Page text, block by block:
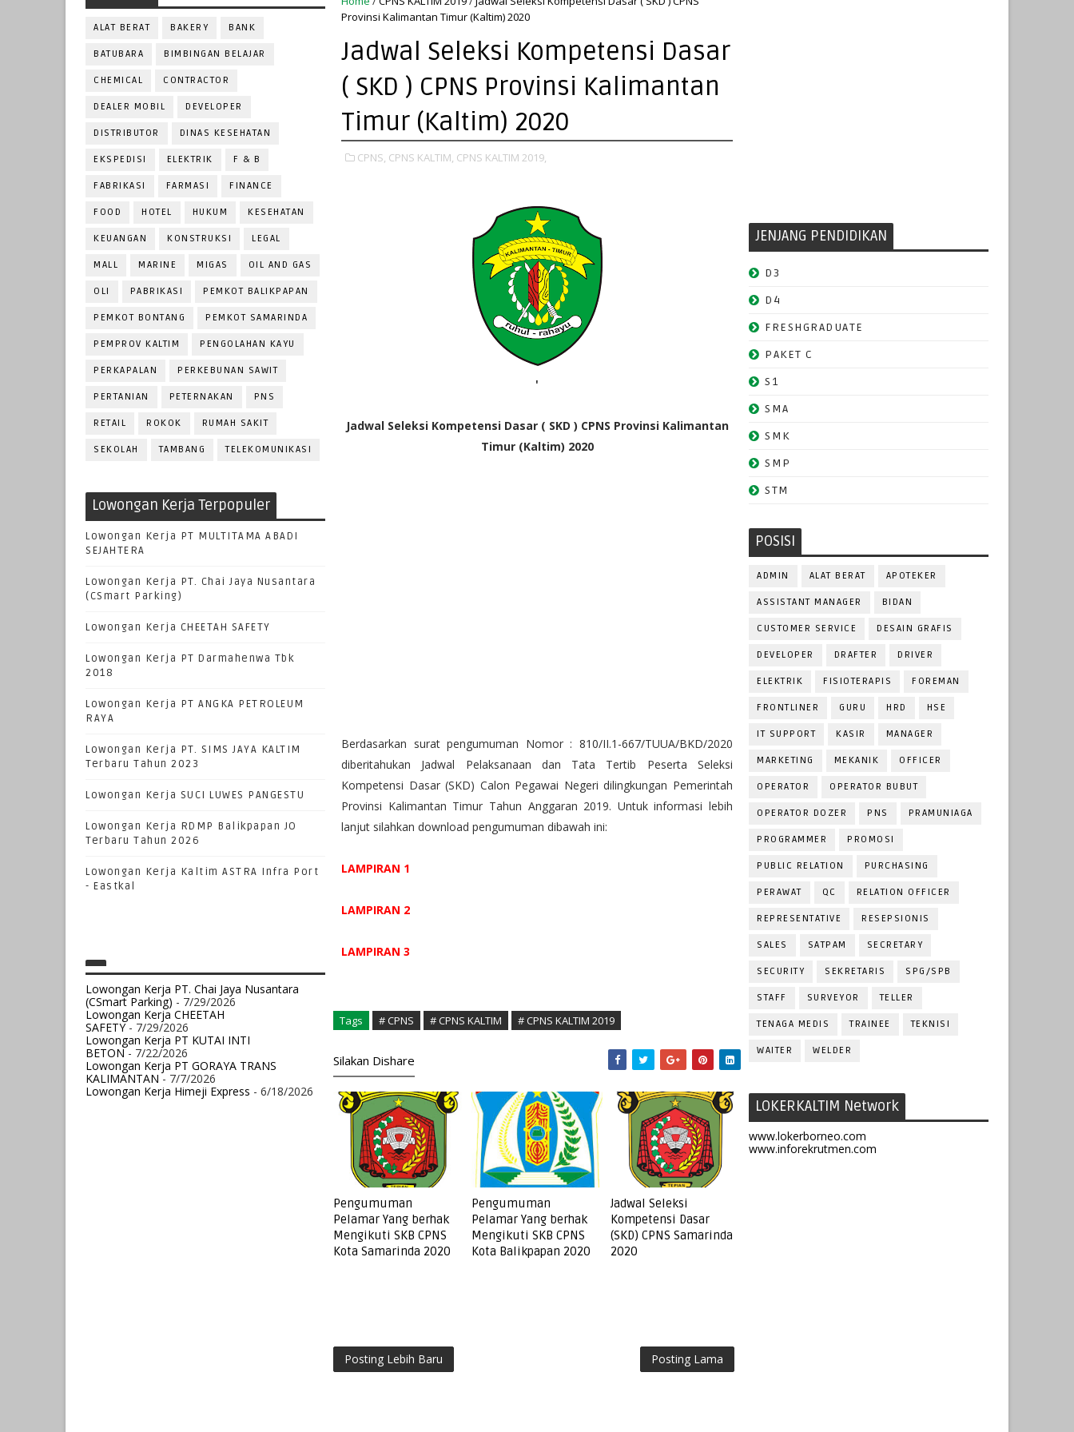
ALAT BERAT BAKERY BANK
BATUBARA BIMBINGAN BELAJAR
CHEMICAL CONTRACTOR
DEALER MOBIL DEVELOPER
DISTRIBUTOR DINAS KESEHATAN
EKSPEDISI ELEKTRIK F & B
FABRIKASI FARMASI FINANCE
FOOD HOTEL HUKUM KESEHATAN
KEUANGAN KONSTRUKSI LEGAL
MALL MARINE MIGAS OIL AND GAS
OLI PABRIKASI PEMKOT BALIKPAPAN
PEMKOT BONTANG PEMKOT SAMARINDA
PEMPROV KALTIM PENGOLAHAN KAYU
PERKAPALAN PERKEBUNAN SAWIT
PERTANIAN PETERNAKAN PNS
RETAIL ROKOK RUMAH SAKIT
SEKOLAH TAMBANG TELEKOMUNIKASI
Lowongan Kerja Terpopuler
Lowongan Kerja PT MULTITAMA ABADI
SEJAHTERA
Lowongan Kerja PT. Chai Jaya Nusantara
(CSmart Parking)
Lowongan Kerja CHEETAH SAFETY
Lowongan Kerja PT Darmahenwa Tbk
2018
Lowongan Kerja PT ANGKA PETROLEUM
RAYA
Lowongan Kerja PT. SIMS JAYA KALTIM
Terbaru Tahun 2023
Lowongan Kerja SUCI LUWES PANGESTU
Lowongan Kerja RDMP Balikpapan JO
Terbaru Tahun 2026
Lowongan Kerja Kaltim ASTRA Infra Port
- Eastkal
Lowongan Kerja PT. Chai Jaya Nusantara
(CSmart Parking) - 7/29/2026
Lowongan Kerja CHEETAH
SAFETY- 7/29/2026
Lowongan Kerja PT KUTAI INTI
BETON- 7/22/2026
Lowongan Kerja PT GORAYA TRANS
KALIMANTAN- 7/7/2026
Lowongan Kerja Himeji Express - 6/18/2026
Provinsi Kalimantan Timur (Kaltim) 2020
Jadwal Seleksi Kompetensi Dasar
( SKD ) CPNS Provinsi Kalimantan
Timur (Kaltim) 2020
CPNS, CPNS KALTIM, CPNS KALTIM 2019,
'
Jadwal Seleksi Kompetensi Dasar ( SKD ) CPNS Provinsi Kalimantan
Timur (Kaltim) 2020
Berdasarkan surat pengumuman Nomor : 810/II.1-667/TUUA/BKD/2020
diberitahukan Jadwal Pelaksanaan dan Tata Tertib Peserta Seleksi
Kompetensi Dasar (SKD) Calon Pegawai Negeri dilingkungan Pemerintah
Provinsi Kalimantan Timur Tahun Anggaran 2019. Untuk informasi lebih
lanjut silahkan download pengumuman dibawah ini:
LAMPIRAN 1
LAMPIRAN 2
LAMPIRAN 3
Tags # CPNS # CPNS KALTIM # CPNS KALTIM 2019
Silakan Dishare
Pengumuman
Pelamar Yang berhak
Mengikuti SKB CPNS
Kota Samarinda 2020
Pengumuman
Pelamar Yang berhak
Mengikuti SKB CPNS
Kota Balikpapan 2020
Jadwal Seleksi
Kompetensi Dasar
(SKD) CPNS Samarinda
2020
Posting Lebih Baru Posting Lama
JENJANG PENDIDIKAN
D3
D4
FRESHGRADUATE
PAKET C
S1
SMA
SMK
SMP
STM
POSISI
ADMIN ALAT BERAT APOTEKER
ASSISTANT MANAGER BIDAN
CUSTOMER SERVICE DESAIN GRAFIS
DEVELOPER DRAFTER DRIVER
ELEKTRIK FISIOTERAPIS FOREMAN
FRONTLINER GURU HRD HSE
IT SUPPORT KASIR MANAGER
MARKETING MEKANIK OFFICER
OPERATOR OPERATOR BUBUT
OPERATOR DOZER PNS PRAMUNIAGA
PROGRAMMER PROMOSI
PUBLIC RELATION PURCHASING
PERAWAT QC RELATION OFFICER
REPRESENTATIVE RESEPSIONIS
SALES SATPAM SECRETARY
SECURITY SEKRETARIS SPG/SPB
STAFF SURVEYOR TELLER
TENAGA MEDIS TRAINEE TEKNISI
WAITER WELDER
LOKERKALTIM Network
www.lokerborneo.com
www.inforekrutmen.com